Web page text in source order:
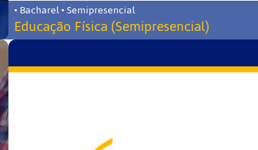
• Bacharel • Semipresencial
Educação Física (Semipresencial)